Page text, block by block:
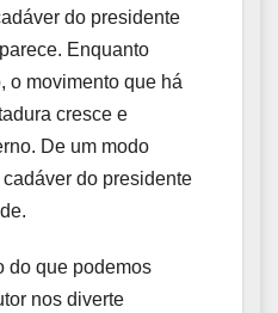
do presidente
Enquanto
o movimento que há
cresce e
De um modo
do presidente
do que podemos
nos diverte